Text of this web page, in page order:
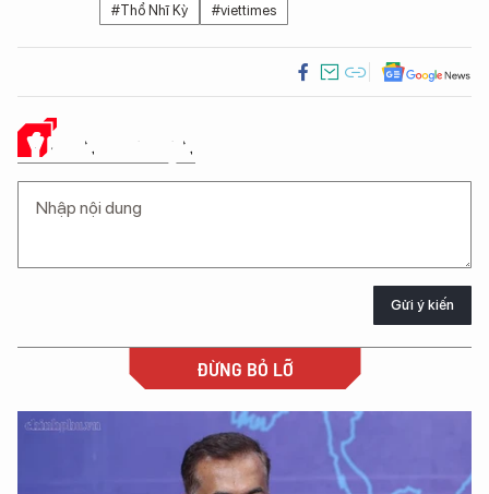
#Thổ Nhĩ Kỳ
#viettimes
Ý KIẾN CỦA BẠN
Gửi ý kiến
ĐỪNG BỎ LỠ